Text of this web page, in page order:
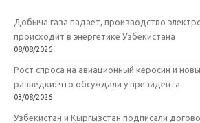
Добыча газа падает, производство
происходит в энергетике Узбекистана
08/08/2026
Рост спроса на авиационный керосин и
разведки: что обсуждали у президента
03/08/2026
Узбекистан и Кыргызстан подписали